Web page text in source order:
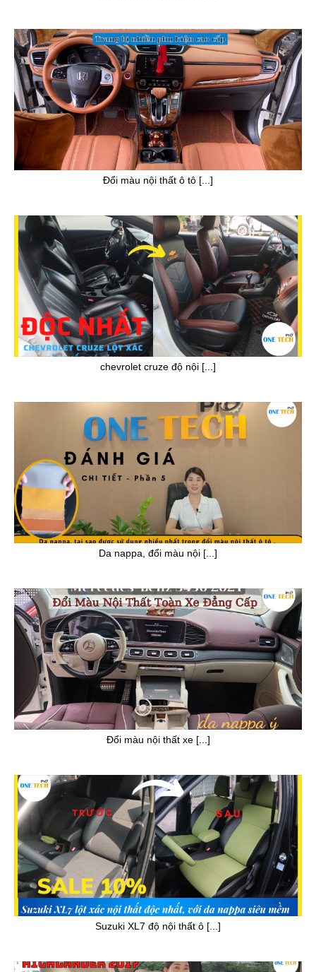
Đổi màu nội thất ô tô [...]
chevrolet cruze độ nội [...]
Da nappa, đổi màu nội [...]
Đổi màu nội thất xe [...]
Suzuki XL7 độ nội thất ô [...]